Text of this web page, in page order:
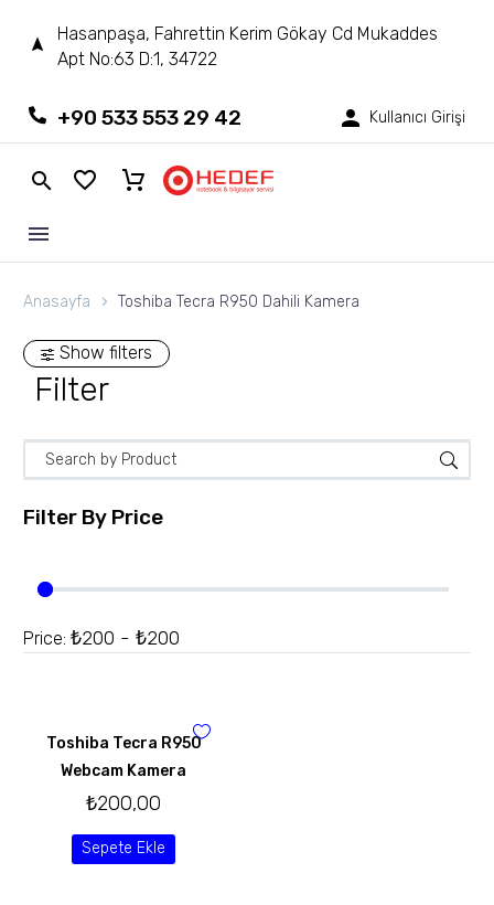
Hasanpaşa, Fahrettin Kerim Gökay Cd Mukaddes
Apt No:63 D:1, 34722
+90 533 553 29 42 Kullanıcı Girişi
Anasayfa Toshiba Tecra R950 Dahili Kamera
Show filters
Filter
Filter By Price
Price: ₺200 - ₺200
Toshiba Tecra R950
Webcam Kamera
₺200,00
Sepete Ekle